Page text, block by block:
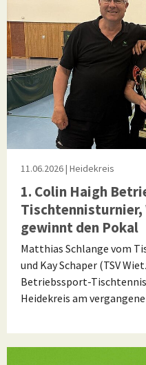
11.06.2026| Heidekreis
1. Colin Haigh
Tischtennisturnier,
gewinnt den Pokal
Matthias Schlange vom
und Kay Schaper (TSV
Betriebssport-
Heidekreis am